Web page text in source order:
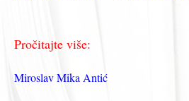
Pročitajte više:
Miroslav Mika Antić